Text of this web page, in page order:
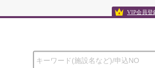
VIP会員登